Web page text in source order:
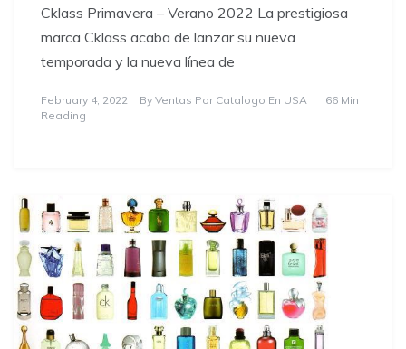
Cklass Primavera – Verano 2022 La prestigiosa
marca Cklass acaba de lanzar su nueva
temporada y la nueva línea de
February 4, 2022 By Ventas Por Catalogo En USA
66 Min
Reading